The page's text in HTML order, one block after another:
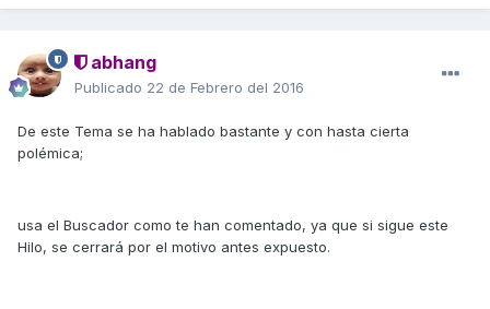
abhang
Publicado 22 de Febrero del 2016
De este Tema se ha hablado bastante y con hasta cierta
polémica;
usa el Buscador como te han comentado, ya que si sigue este
Hilo, se cerrará por el motivo antes expuesto.